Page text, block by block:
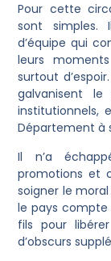
Pour cette
sont simples.
d’équipe qui
leurs
surtout
galvanisent
institutionnels,
Département à
Il n’a
promotions et
soigner le
le pays compte
fils pour
d’obscurs